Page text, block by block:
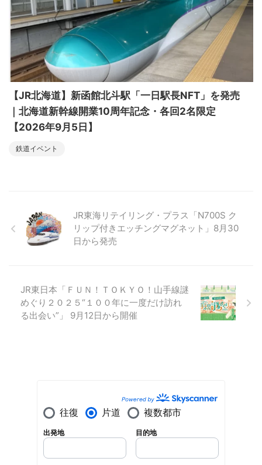
【JR北海道】新函館北斗駅「一日駅長NFT」を発売
｜北海道新幹線開業10周年記念・各回2名限定
【2026年9月5日】
鉄道イベント
JR東海リテイリング・プラス「N700S ク
リップ付きエッチングマグネット」8月30
日から発売
JR東日本「ＦＵＮ！ＴＯＫＹＯ！山手線謎
めぐり２０２５“１００年に一度だけ訪れ
る出会い”」 9月12日から開催